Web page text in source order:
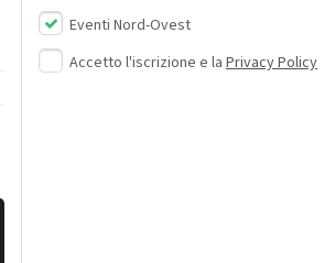
Eventi Nord-Ovest
Accetto l'iscrizione e la Privacy Policy